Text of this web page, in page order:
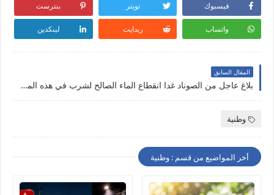
فيسبوك تويتر بنترست
واتساب ريدايت لينكدين
المقال السابق
بلاغ عاجل من الصوناد غدا انقطاع الماء الصالح لشرب في هذه المناطق
وطنية
أخر المواضيع من قسم : وطنية